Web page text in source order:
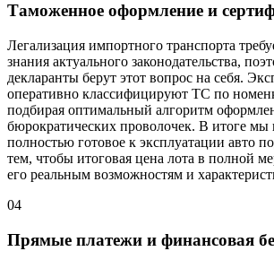
Таможенное оформление и
Легализация импортного транспорта
знания актуального законодательства,
декларанты берут этот вопрос на себя.
оперативно классифицируют ТС по
подбирая оптимальный алгоритм
бюрократических проволочек. В итоге мы
полностью готовое к эксплуатации авто
тем, чтобы итоговая цена лота в полной
его реальным возможностям и
04
Прямые платежи и финансовая